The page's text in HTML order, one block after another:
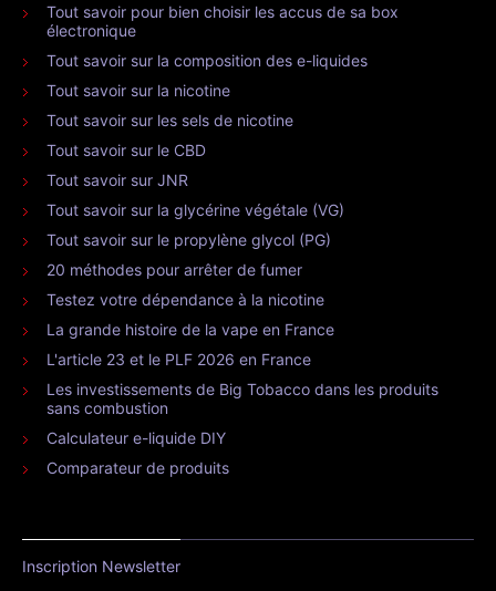
Tout savoir pour bien choisir les accus de sa box
électronique
Tout savoir sur la composition des e-liquides
Tout savoir sur la nicotine
Tout savoir sur les sels de nicotine
Tout savoir sur le CBD
Tout savoir sur JNR
Tout savoir sur la glycérine végétale (VG)
Tout savoir sur le propylène glycol (PG)
20 méthodes pour arrêter de fumer
Testez votre dépendance à la nicotine
La grande histoire de la vape en France
L'article 23 et le PLF 2026 en France
Les investissements de Big Tobacco dans les produits
sans combustion
Calculateur e-liquide DIY
Comparateur de produits
Inscription Newsletter